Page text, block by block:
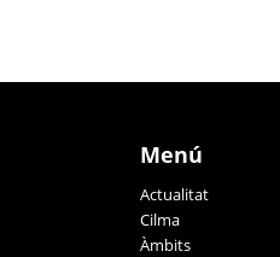
Menú
Actualitat
Cilma
Àmbits